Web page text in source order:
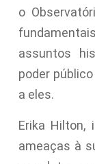
o
assuntos
poder
a eles.
Erika Hilton,
ameaças à